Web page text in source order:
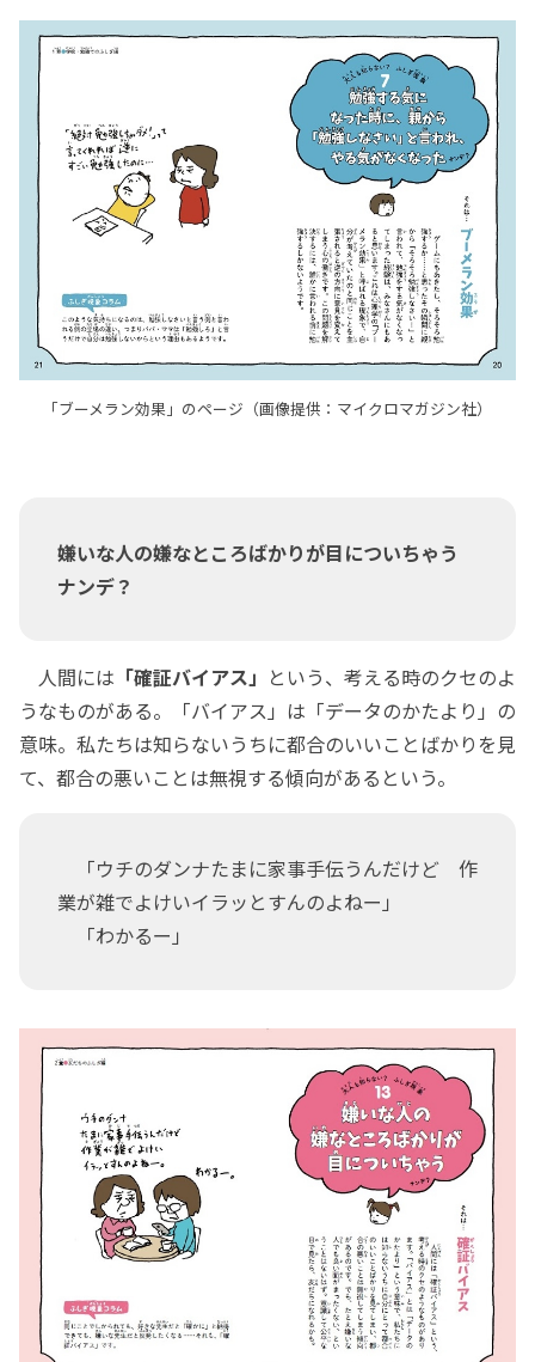
「ブーメラン効果」のページ（画像提供：マイクロマガジン社）
嫌いな人の嫌なところばかりが目についちゃう
ナンデ？
人間には 「確証バイアス」 という、考える時のクセのよ
うなものがある。「バイアス」は「データのかたより」の
意味。私たちは知らないうちに都合のいいことばかりを見
て、都合の悪いことは無視する傾向があるという。
「ウチのダンナたまに家事手伝うんだけど 作
業が雑でよけいイラッとすんのよねー」
「わかるー」